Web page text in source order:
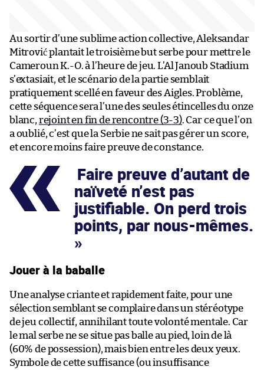
Au sortir d’une sublime action collective, Aleksandar
Mitrović plantait le troisième but serbe pour mettre le
Cameroun K.-O. à l’heure de jeu. L’Al Janoub Stadium
s’extasiait, et le scénario de la partie semblait
pratiquement scellé en faveur des Aigles. Problème,
cette séquence sera l’une des seules étincelles du onze
blanc, rejoint en fin de rencontre (3-3). Car ce que l’on
a oublié, c’est que la Serbie ne sait pas gérer un score,
et encore moins faire preuve de constance.
Faire preuve d’autant de
naïveté n’est pas
justifiable. On perd trois
points, par nous-mêmes.
Jouer à la baballe
Une analyse criante et rapidement faite, pour une
sélection semblant se complaire dans un stéréotype
de jeu collectif, annihilant toute volonté mentale. Car
le mal serbe ne se situe pas balle au pied, loin de là
(60% de possession), mais bien entre les deux yeux.
Symbole de cette suffisance (ou insuffisance